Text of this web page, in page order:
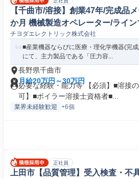
【千曲市/溶接】創業47年/完成品
か月 機械製造オペレーター/ライ
チヨダエレクトリック株式会社
■産業機器ならびに医療・理化学機器(完
にて、主力製品である「圧力容...
長野県千曲市
月給20万円～30万円
必要な経験・能力等 【必須】■溶接
可】■ボイラー溶接士資格者■...
業界未経験歓迎 +6個
正社員
上田市【品質管理】受入検査・不